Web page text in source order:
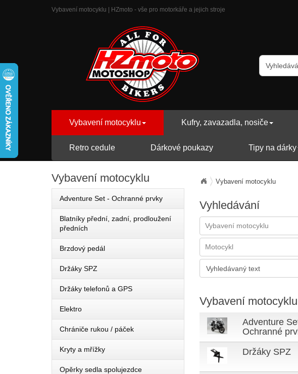
Vybavení motocyklu | HZmoto - vše pro motorkáře a jejich stroje
Vybavení motocyklu Kufry, zavazadla, nosiče
Retro cedule Dárkové poukazy Tipy na dárky
Vybavení motocyklu
Vyhledávání
Vybavení motocyklu
Adventure
Ochranné
Držáky SPZ
Vybavení motocyklu
Adventure Set - Ochranné prvky
Blatníky přední, zadní, prodloužení
předních
Brzdový pedál
Držáky SPZ
Držáky telefonů a GPS
Elektro
Chrániče rukou / páček
Kryty a mřížky
Opěrky sedla spolujezdce